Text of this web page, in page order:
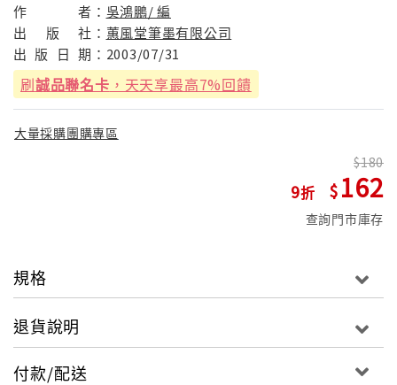
作 者： 吳鴻鵬/ 編
出
版 社： 蕙風堂筆墨有限公司
出 版 日 期： 2003/07/31
刷誠品聯名卡 ，天天享最高7%回饋
大量採購團購專區
9
180
162
查詢門市庫存
規格
退貨說明
付款/配送